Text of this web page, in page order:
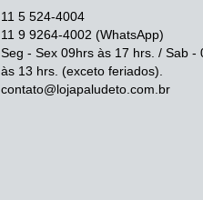
11 5 524-4004
11 9 9264-4002 (WhatsApp)
Seg - Sex 09hrs às 17 hrs. / Sab -
às 13 hrs. (exceto feriados).
contato@lojapaludeto.com.br